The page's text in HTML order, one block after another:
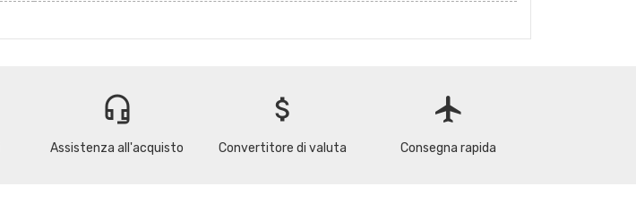
headset_mic
Assistenza all'acquisto
attach_money
Convertitore di valuta
flight
Consegna rapida